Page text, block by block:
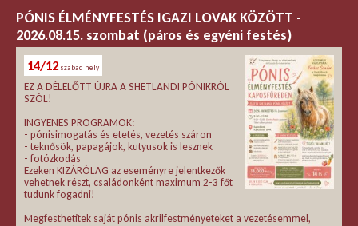
PÓNIS ÉLMÉNYFESTÉS IGAZI LOVAK KÖZÖTT -
2026.08.15. szombat (páros és egyéni festés)
14/12szabad hely
EZ A DÉLELŐTT ÚJRA A SHETLANDI PÓNIKRÓL
SZÓL!
INGYENES PROGRAMOK:
- pónisimogatás és etetés, vezetés száron
- teknősök, papagájok, kutyusok is lesznek
- fotózkodás
Ezeken KIZÁRÓLAG az eseményre jelentkezők
vehetnek részt, családonként maximum 2-3 főt
tudunk fogadni!
Megfesthetitek saját pónis akrilfestményeteket a vezetésemmel,